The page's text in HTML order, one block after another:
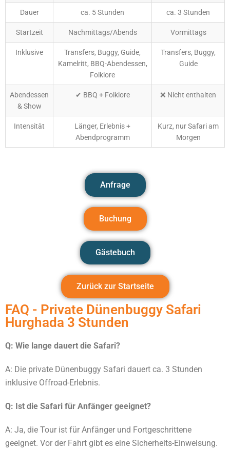
Dauer ca. 5 Stunden ca. 3 Stunden
Startzeit Nachmittags/Abends Vormittags
Inklusive
Transfers, Buggy, Guide,
Kamelritt, BBQ-Abendessen,
Folklore
Transfers, Buggy,
Guide
Abendessen
& Show
✔ BBQ + Folklore ❌ Nicht enthalten
Intensität
Länger, Erlebnis +
Abendprogramm
Kurz, nur Safari am
Morgen
Anfrage
Buchung
Gästebuch
Zurück zur Startseite
FAQ - Private Dünenbuggy Safari
Hurghada 3 Stunden
Q: Wie lange dauert die Safari?
A: Die private Dünenbuggy Safari dauert ca. 3 Stunden
inklusive Offroad-Erlebnis.
Q: Ist die Safari für Anfänger geeignet?
A: Ja, die Tour ist für Anfänger und Fortgeschrittene
geeignet. Vor der Fahrt gibt es eine Sicherheits-Einweisung.